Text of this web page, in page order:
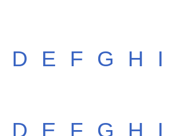
D E F G H I
D E F G H I